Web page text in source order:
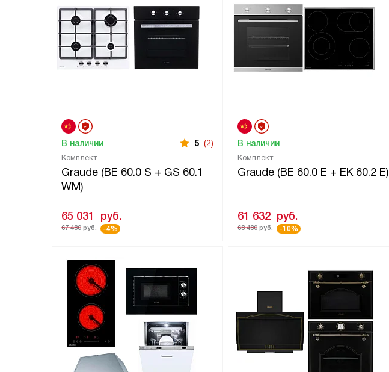
Комплект
Graude (BE 60.0 S + GS 60.1
WM)
В наличии 5 (2)
65 031 руб.
67 480 руб. -4%
Комплект
Graude (BE 60.0 E + EK 60.2 E)
В наличии
61 632 руб.
68 480 руб. -10%